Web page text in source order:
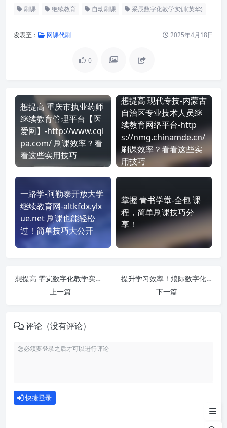
刷课 继续教育 自动刷课 采辰数字化教学实训(英华)
发表至： 网课代刷 2025年4月18日
0
想提高 重庆市执业药师
继续教育管理平台【医
爱网】-http://www.cql
pa.com/ 刷课效率？看
看这些实用技巧
想提高 现代专技-内蒙古
自治区专业技术人员继
续教育网络平台-http
s://nmg.chinamde.cn/
刷课效率？看看这些实
用技巧
一路学-阿勒泰开放大学
继续教育网-altkfdx.ylx
ue.net 刷课也能轻松
过！简单技巧大公开
掌握 青书学堂-全包 课
程，简单刷课技巧分
享！
想提高 霏岚数字化教学实训(英华) 刷课效率？看看这些实用技巧
上一篇
提升学习效率！烺际数字化教学实训(英华) 刷课方法全揭秘
下一篇
评论（没有评论）
快捷登录